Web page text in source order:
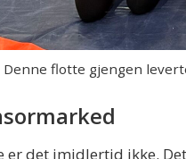
Denne flotte gjengen
er det imidlertid ikke.